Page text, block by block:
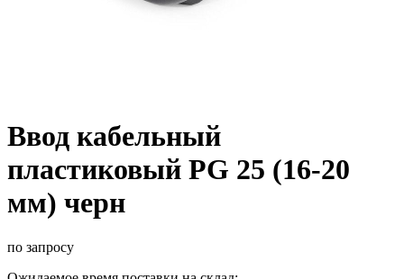
Ввод кабельный
пластиковый PG 25 (16-20
мм) черн
по запросу